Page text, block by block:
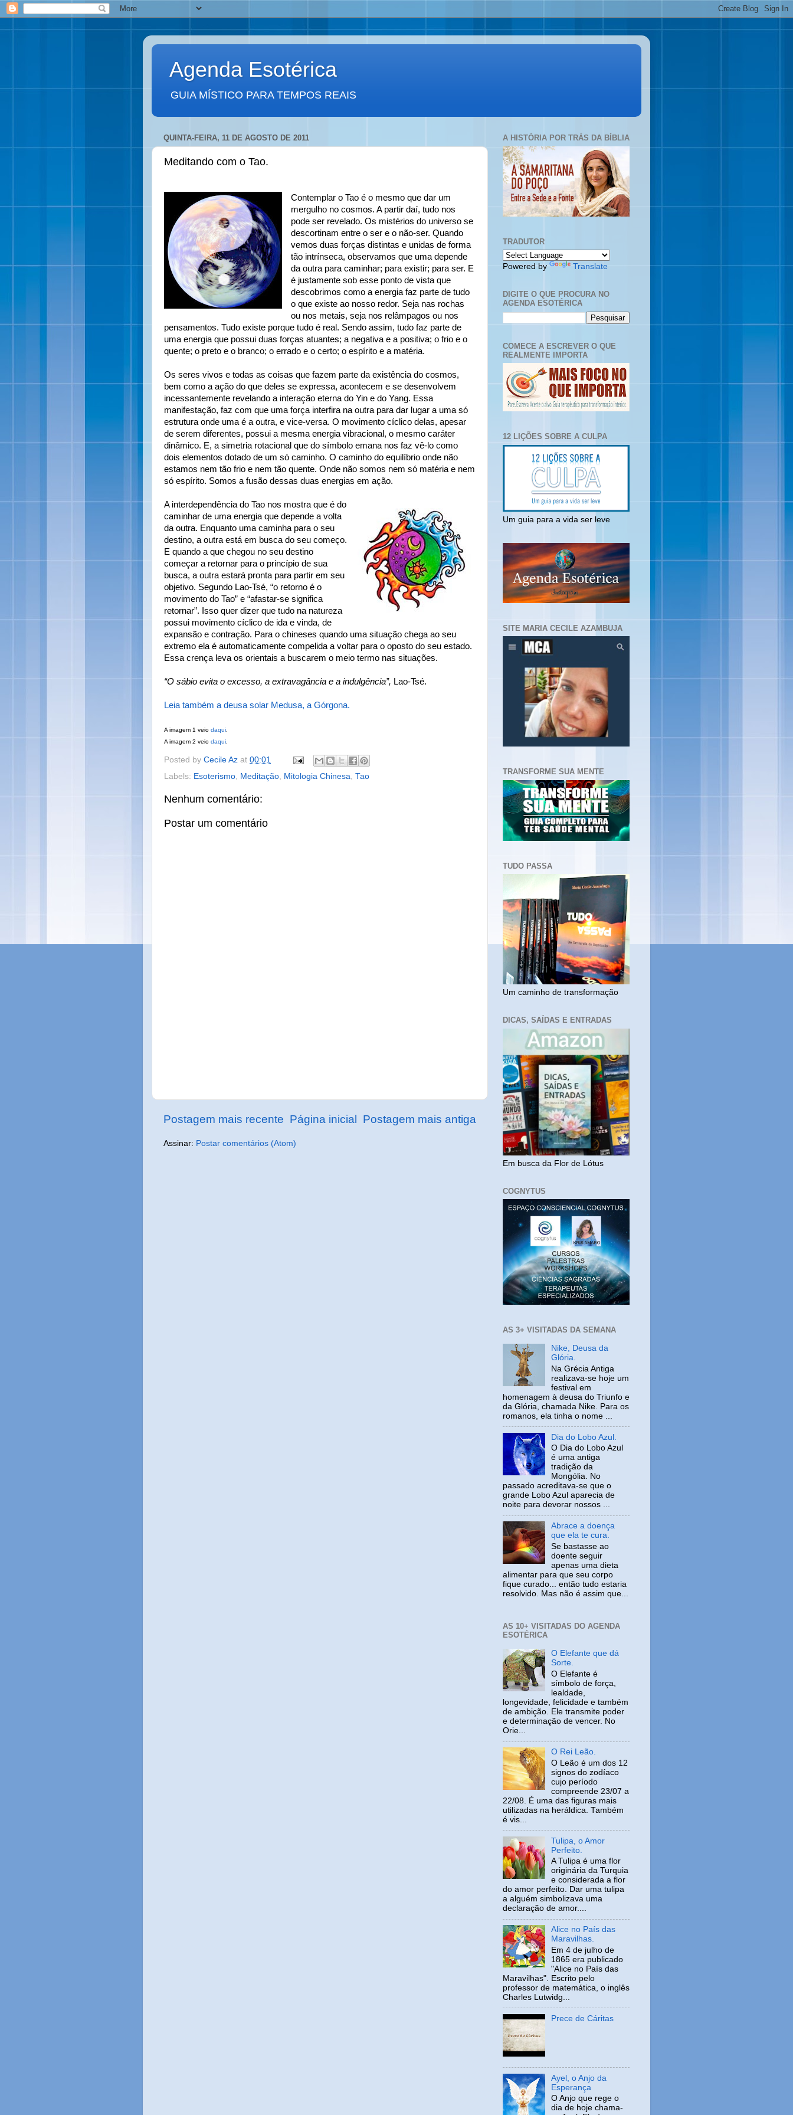
Agenda Esotérica
GUIA MÍSTICO PARA TEMPOS REAIS
QUINTA-FEIRA, 11 DE AGOSTO DE 2011
Meditando com o Tao.
Contemplar o Tao é o mesmo que dar um
mergulho no cosmos. A partir daí, tudo nos
pode ser revelado. Os mistérios do universo se
descortinam entre o ser e o não-ser. Quando
vemos duas forças distintas e unidas de forma
tão intrínseca, observamos que uma depende
da outra para caminhar; para existir; para ser. E
é justamente sob esse ponto de vista que
descobrimos como a energia faz parte de tudo
o que existe ao nosso redor. Seja nas rochas
ou nos metais, seja nos relâmpagos ou nos
pensamentos. Tudo existe porque tudo é real. Sendo assim, tudo faz parte de
uma energia que possui duas forças atuantes; a negativa e a positiva; o frio e o
quente; o preto e o branco; o errado e o certo; o espírito e a matéria.
Os seres vivos e todas as coisas que fazem parte da existência do cosmos,
bem como a ação do que deles se expressa, acontecem e se desenvolvem
incessantemente revelando a interação eterna do Yin e do Yang. Essa
manifestação, faz com que uma força interfira na outra para dar lugar a uma só
estrutura onde uma é a outra, e vice-versa. O movimento cíclico delas, apesar
de serem diferentes, possui a mesma energia vibracional, o mesmo caráter
dinâmico. E, a simetria rotacional que do símbolo emana nos faz vê-lo como
dois elementos dotado de um só caminho. O caminho do equilíbrio onde não
estamos nem tão frio e nem tão quente. Onde não somos nem só matéria e nem
só espírito. Somos a fusão dessas duas energias em ação.
A interdependência do Tao nos mostra que é do
caminhar de uma energia que depende a volta
da outra. Enquanto uma caminha para o seu
destino, a outra está em busca do seu começo.
E quando a que chegou no seu destino
começar a retornar para o princípio de sua
busca, a outra estará pronta para partir em seu
objetivo. Segundo Lao-Tsé, “o retorno é o
movimento do Tao” e “afastar-se significa
retornar”. Isso quer dizer que tudo na natureza
possui movimento cíclico de ida e vinda, de
expansão e contração. Para o chineses quando uma situação chega ao seu
extremo ela é automaticamente compelida a voltar para o oposto do seu estado.
Essa crença leva os orientais a buscarem o meio termo nas situações.
“O sábio evita o excesso, a extravagância e a indulgência”, Lao-Tsé.
Leia também a deusa solar Medusa, a Górgona.
A imagem 1 veio daqui
A imagem 2 veio daqui
Posted by Cecile Az at 00:01
Labels: Esoterismo Meditação Mitologia Chinesa Tao
Nenhum comentário:
Postar um comentário
Postagem mais recente Postagem mais antiga
Página inicial
Assinar: Postar comentários (Atom)
A HISTÓRIA POR TRÁS DA BÍBLIA
TRADUTOR
Powered by Translate
DIGITE O QUE PROCURA NO
AGENDA ESOTÉRICA
COMECE A ESCREVER O QUE
REALMENTE IMPORTA
12 LIÇÕES SOBRE A CULPA
Um guia para a vida ser leve
SITE MARIA CECILE AZAMBUJA
TRANSFORME SUA MENTE
TUDO PASSA
Um caminho de transformação
DICAS, SAÍDAS E ENTRADAS
Em busca da Flor de Lótus
COGNYTUS
AS 3+ VISITADAS DA SEMANA
Nike, Deusa da
Glória.
Na Grécia Antiga
realizava-se hoje um
festival em
homenagem à deusa do Triunfo e
da Glória, chamada Nike. Para os
romanos, ela tinha o nome ...
Dia do Lobo Azul.
O Dia do Lobo Azul
é uma antiga
tradição da
Mongólia. No
passado acreditava-se que o
grande Lobo Azul aparecia de
noite para devorar nossos ...
Abrace a doença
que ela te cura.
Se bastasse ao
doente seguir
apenas uma dieta
alimentar para que seu corpo
fique curado... então tudo estaria
resolvido. Mas não é assim que...
AS 10+ VISITADAS DO AGENDA
ESOTÉRICA
O Elefante que dá
Sorte.
O Elefante é
símbolo de força,
lealdade,
longevidade, felicidade e também
de ambição. Ele transmite poder
e determinação de vencer. No
Orie...
O Rei Leão.
O Leão é um dos 12
signos do zodíaco
cujo período
compreende 23/07 a
22/08. É uma das figuras mais
utilizadas na heráldica. Também
é vis...
Tulipa, o Amor
Perfeito.
A Tulipa é uma flor
originária da Turquia
e considerada a flor
do amor perfeito. Dar uma tulipa
a alguém simbolizava uma
declaração de amor....
Alice no País das
Maravilhas.
Em 4 de julho de
1865 era publicado
"Alice no País das
Maravilhas". Escrito pelo
professor de matemática, o inglês
Charles Lutwidg...
Prece de Cáritas
Ayel, o Anjo da
Esperança
O Anjo que rege o
dia de hoje chama-